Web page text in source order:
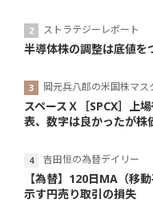
ストラテジーレポート
半導体株の調整は底値を
岡元兵八郎の米国株マス
スペースＸ［SPCX］上
表、数字は良かったが株
吉田恒の為替デイリー
【為替】120日MA（移
示す円売り取引の損失